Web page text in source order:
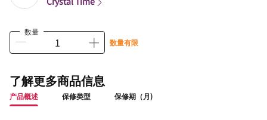
数量
数量有限
了解更多商品信息
产品概述 保修类型 保修期（月)